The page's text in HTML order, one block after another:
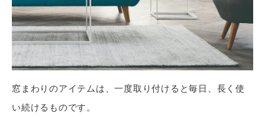
窓まわりのアイテムは、一度取り付けると毎日、長く使
い続けるものです。